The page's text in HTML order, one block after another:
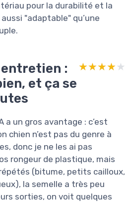
pour la durabilité et la
"adaptable" qu’une
:
et ça se
★★★★★
★★★★★
a un gros avantage : c’est
chien n’est pas du genre à
donc je ne les ai pas
rongeur de plastique, mais
(bitume, petits cailloux,
la semelle a très peu
sorties, on voit quelques